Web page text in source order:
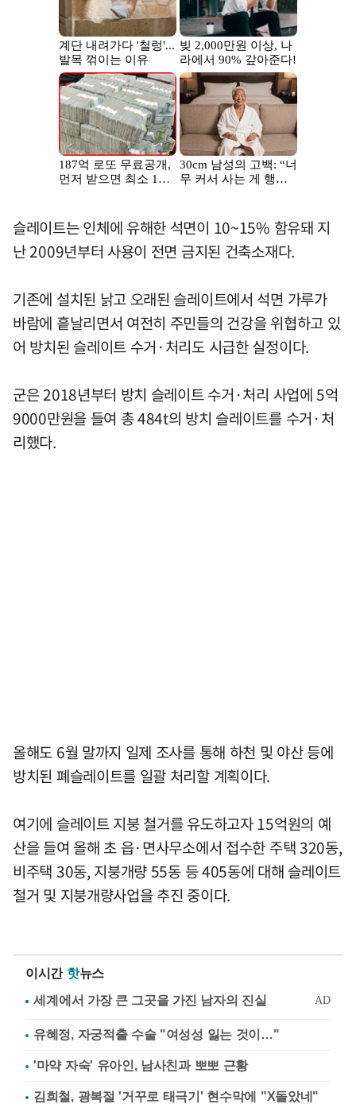
슬레이트는 인체에 유해한 석면이 10~15% 함유돼 지
난 2009년부터 사용이 전면 금지된 건축소재다.
기존에 설치된 낡고 오래된 슬레이트에서 석면 가루가
바람에 흩날리면서 여전히 주민들의 건강을 위협하고 있
어 방치된 슬레이트 수거·처리도 시급한 실정이다.
군은 2018년부터 방치 슬레이트 수거·처리 사업에 5억
9000만원을 들여 총 484t의 방치 슬레이트를 수거·처
리했다.
올해도 6월 말까지 일제 조사를 통해 하천 및 야산 등에
방치된 폐슬레이트를 일괄 처리할 계획이다.
여기에 슬레이트 지붕 철거를 유도하고자 15억원의 예
산을 들여 올해 초 읍·면사무소에서 접수한 주택 320동,
비주택 30동, 지붕개량 55동 등 405동에 대해 슬레이트
철거 및 지붕개량사업을 추진 중이다.
이시간 핫뉴스
유혜정, 자궁적출 수술 "여성성 잃는 것이…"
'마약 자숙' 유아인, 남사친과 뽀뽀 근황
김희철, 광복절 '거꾸로 태극기' 현수막에 "X돌았네"